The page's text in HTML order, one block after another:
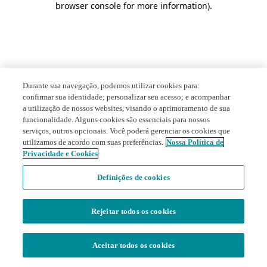
browser console for more information).
Durante sua navegação, podemos utilizar cookies para:
confirmar sua identidade; personalizar seu acesso; e acompanhar
a utilização de nossos websites, visando o aprimoramento de sua
funcionalidade. Alguns cookies são essenciais para nossos
serviços, outros opcionais. Você poderá gerenciar os cookies que
utilizamos de acordo com suas preferências. Nossa Política de
Privacidade e Cookies
Definições de cookies
Rejeitar todos os cookies
Aceitar todos os cookies